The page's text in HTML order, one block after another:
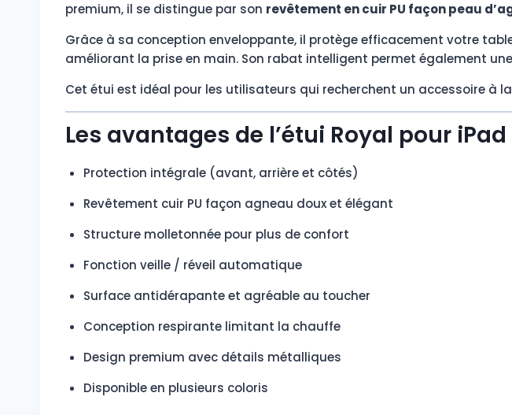
premium, il se distingue par son revêtement en cuir PU façon peau
Grâce à sa conception enveloppante, il protège efficacement votre
améliorant la prise en main. Son rabat intelligent permet également une
Cet étui est idéal pour les utilisateurs qui recherchent un accessoire à
Les avantages de l’étui Royal pour iPad
Protection intégrale (avant, arrière et côtés)
Revêtement cuir PU façon agneau doux et élégant
Structure molletonnée pour plus de confort
Fonction veille / réveil automatique
Surface antidérapante et agréable au toucher
Conception respirante limitant la chauffe
Design premium avec détails métalliques
Disponible en plusieurs coloris